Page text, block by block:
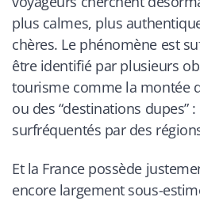
plus calmes, plus
chères. Le phénomène est
être identifié par plusieurs
tourisme comme la montée
ou des “destinations dupes”
surfréquentés par des
Et la France possède
encore largement sous-